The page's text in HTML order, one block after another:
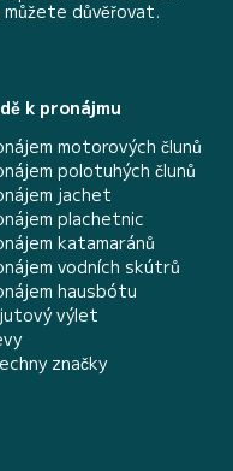
důvěřovat.
k pronájmu
motorových člunů
polotuhých člunů
jachet
plachetnic
katamaránů
vodních skútrů
hausbótu
výlet
značky